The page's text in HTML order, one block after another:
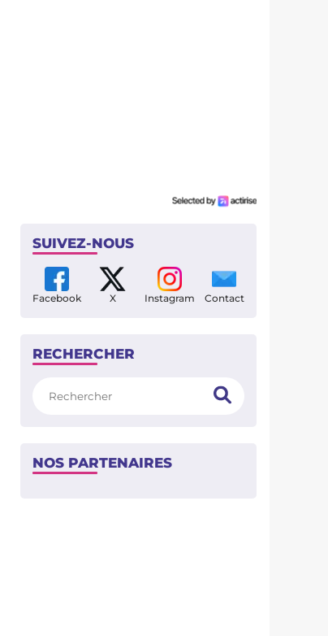
SUIVEZ-NOUS
Facebook X Instagram Contact
RECHERCHER
NOS PARTENAIRES